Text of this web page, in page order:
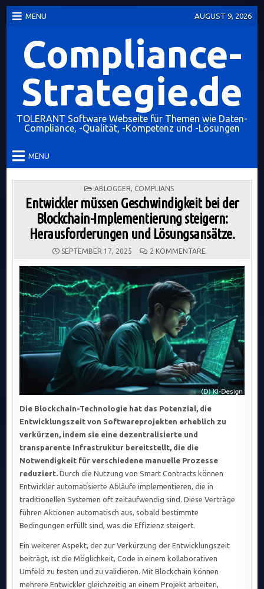
Skip
MENU AUGUST 9, 2026
Compliance-
Strategie.de
TOLERANT Software Webseite für Themen wie Daten-
Compliance, -Qualität, -Kompetenz und -Lösungen
MENU
POSTED
ABLOGGER, COMPLIANS
Entwickler müssen Geschwindigkeit bei der
Blockchain-Implementierung steigern:
Herausforderungen und Lösungsansätze.
SEPTEMBER 17, 2025 2 KOMMENTARE
MÜSSEN
BEI
DER
BLOCKCHAIN-
STEIGERN:
UND
Die Blockchain-Technologie hat das Potenzial, die
Entwicklungszeit von Softwareprojekten erheblich zu
verkürzen, indem sie eine dezentralisierte und
transparente Infrastruktur bereitstellt, die die
Notwendigkeit für verschiedene manuelle Prozesse
reduziert. Durch die Nutzung von Smart Contracts können
Entwickler automatisierte Abläufe implementieren, die in
traditionellen Systemen oft zeitaufwendig sind. Diese Verträge
führen Aktionen automatisch aus, sobald bestimmte
Bedingungen erfüllt sind, was die Effizienz steigert.
Ein weiterer Aspekt, der zur Verkürzung der Entwicklungszeit
beiträgt, ist die Möglichkeit, Code in einem kollaborativen
Umfeld zu testen und zu validieren. Mit Blockchain können
mehrere Entwickler gleichzeitig an einem Projekt arbeiten,